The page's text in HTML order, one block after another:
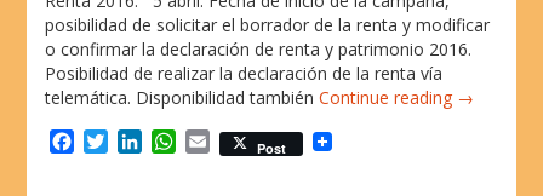
posibilidad de solicitar el borrador de la renta y modificar
o confirmar la declaración de renta y patrimonio 2016.
Posibilidad de realizar la declaración de la renta vía
telemática. Disponibilidad tambiénContinue reading →
T
W
E
Post